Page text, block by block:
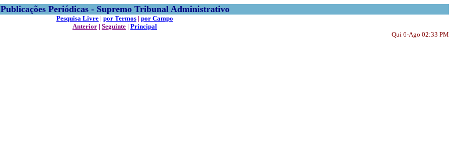
Publicações Periódicas - Supremo Tribunal Administrativo
Pesquisa Livre | por Termos | por Campo
Anterior | Seguinte | Principal
Qui 6-Ago 02:33 PM